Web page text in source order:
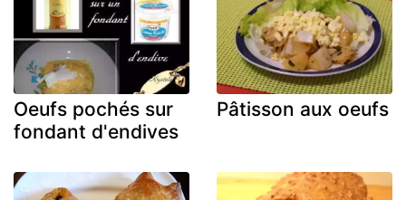
Oeufs pochés sur
fondant d'endives
Pâtisson aux oeufs